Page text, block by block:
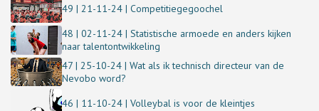
49 | 21-11-24 | Competitiegegoochel
48 | 02-11-24 | Statistische armoede en anders kijken
naar talentontwikkeling
47 | 25-10-24 | Wat als ik technisch directeur van de
Nevobo word?
46 | 11-10-24 | Volleybal is voor de kleintjes